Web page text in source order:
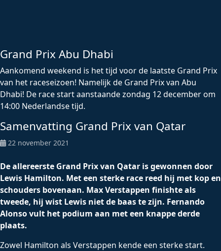
Grand Prix Abu Dhabi
Aankomend weekend is het tijd voor de laatste Grand Prix
van het raceseizoen! Namelijk de Grand Prix van Abu
Dhabi! De race start aanstaande zondag 12 december om
14:00 Nederlandse tijd.
Samenvatting Grand Prix van Qatar
22 november 2021
De allereerste Grand Prix van Qatar is gewonnen door
Lewis Hamilton. Met een sterke race reed hij met kop en
schouders bovenaan. Max Verstappen finishte als
tweede, hij wist Lewis niet de baas te zijn. Fernando
Alonso vult het podium aan met een knappe derde
plaats.
Zowel Hamilton als Verstappen kende een sterke start.